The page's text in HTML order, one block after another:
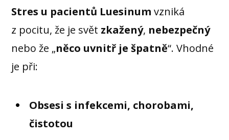
Stres u pacientů Luesinum vzniká
z pocitu, že je svět zkažený, nebezpečný
nebo že „něco uvnitř je špatně“. Vhodné
je při:
Obsesi s infekcemi, chorobami,
čistotou